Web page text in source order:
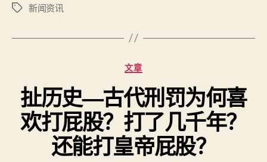
标
新闻资讯
分
类
文章
扯历史—古代刑罚为何喜
欢打屁股？打了几千年？
还能打皇帝屁股？